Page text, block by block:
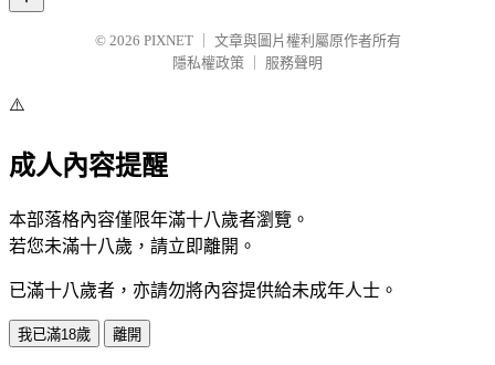
© 2026 PIXNET
文章與圖片權利屬原作者所有
隱私權政策
服務聲明
⚠️
成人內容提醒
本部落格內容僅限年滿十八歲者瀏覽。
若您未滿十八歲，請立即離開。
已滿十八歲者，亦請勿將內容提供給未成年人士。
我已滿18歲 離開